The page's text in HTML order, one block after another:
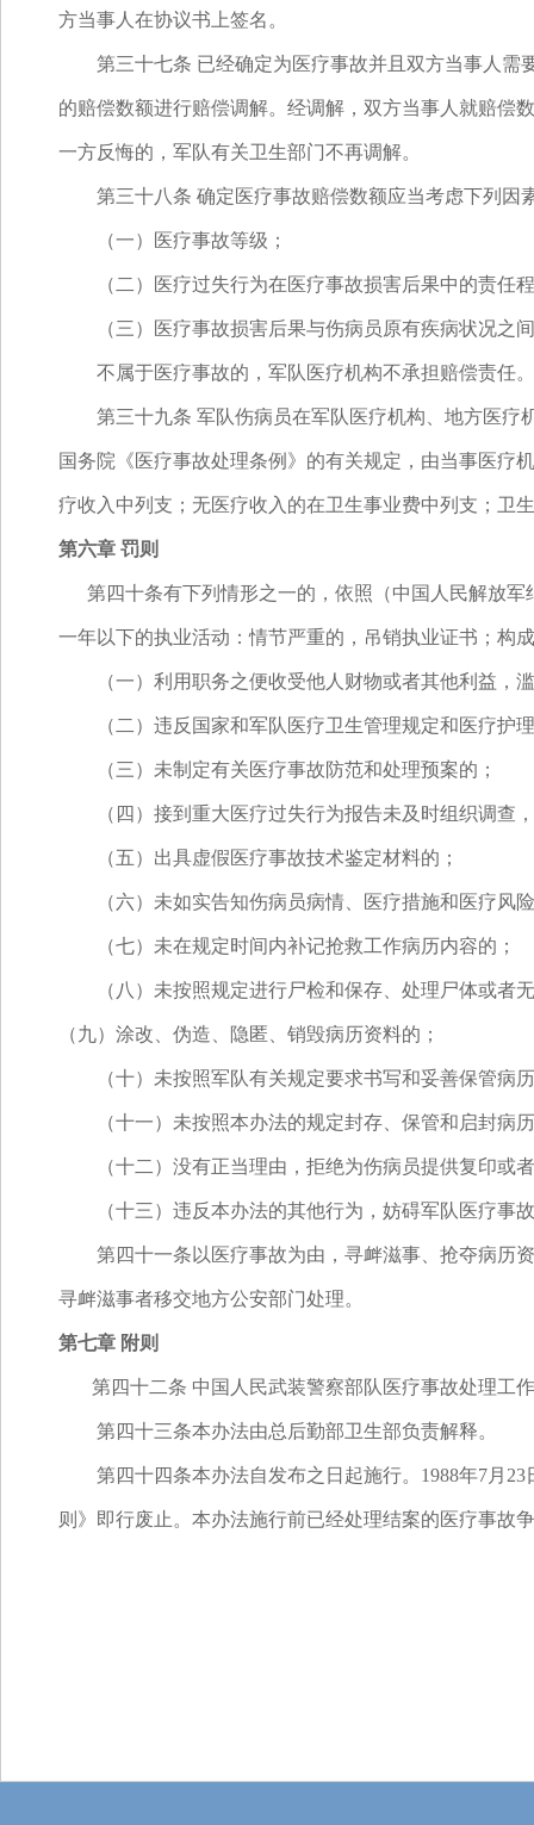
方当事人在协议书上签名。
第三十七条 已经确定为医疗事故并且双方当事人需
的赔偿数额进行赔偿调解。经调解，双方当事人就赔偿
一方反悔的，军队有关卫生部门不再调解。
第三十八条 确定医疗事故赔偿数额应当考虑下列因
（一）医疗事故等级；
（二）医疗过失行为在医疗事故损害后果中的责任
（三）医疗事故损害后果与伤病员原有疾病状况之
不属于医疗事故的，军队医疗机构不承担赔偿责任。
第三十九条 军队伤病员在军队医疗机构、地方医疗
国务院《医疗事故处理条例》的有关规定，由当事医疗
疗收入中列支；无医疗收入的在卫生事业费中列支；卫
第六章 罚则
第四十条有下列情形之一的，依照（中国人民解放军
一年以下的执业活动：情节严重的，吊销执业证书；构
（一）利用职务之便收受他人财物或者其他利益，
（二）违反国家和军队医疗卫生管理规定和医疗护
（三）未制定有关医疗事故防范和处理预案的；
（四）接到重大医疗过失行为报告未及时组织调查
（五）出具虚假医疗事故技术鉴定材料的；
（六）未如实告知伤病员病情、医疗措施和医疗风
（七）未在规定时间内补记抢救工作病历内容的；
（八）未按照规定进行尸检和保存、处理尸体或者
（九）涂改、伪造、隐匿、销毁病历资料的；
（十）未按照军队有关规定要求书写和妥善保管病
（十一）未按照本办法的规定封存、保管和启封病
（十二）没有正当理由，拒绝为伤病员提供复印或
（十三）违反本办法的其他行为，妨碍军队医疗事
第四十一条以医疗事故为由，寻衅滋事、抢夺病历资
寻衅滋事者移交地方公安部门处理。
第七章 附则
第四十二条 中国人民武装警察部队医疗事故处理工
第四十三条本办法由总后勤部卫生部负责解释。
第四十四条本办法自发布之日起施行。1988年7月23
则》即行废止。本办法施行前已经处理结案的医疗事故